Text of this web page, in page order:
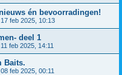
én bevoorradingen!
17 feb 2025, 10:13
deel 1
11 feb 2025, 14:11
Baits.
08 feb 2025, 00:11